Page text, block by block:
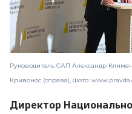
Руководитель САП Александр
Кривонос (справа), Фото:
Директор